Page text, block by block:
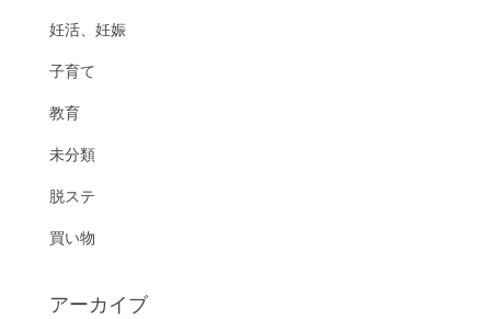
妊活、妊娠
子育て
教育
未分類
脱ステ
買い物
アーカイブ